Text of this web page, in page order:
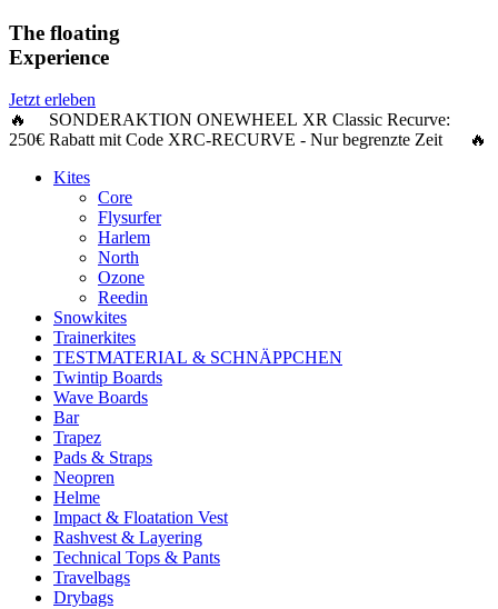
The floating
Experience
Jetzt erleben
🔥 SONDERAKTION ONEWHEEL XR Classic Recurve:
250€ Rabattmit Code XRC-RECURVE - Nur begrenzte Zeit 🔥
Kites
Core
Flysurfer
Harlem
North
Ozone
Reedin
Snowkites
Trainerkites
TESTMATERIAL & SCHNÄPPCHEN
Twintip Boards
Wave Boards
Bar
Trapez
Pads & Straps
Neopren
Helme
Impact & Floatation Vest
Rashvest & Layering
Technical Tops & Pants
Travelbags
Drybags